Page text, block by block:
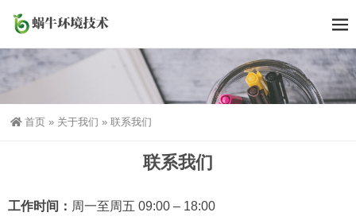
首页 » 关于我们 » 联系我们
联系我们
工作时间： 周一至周五 09:00 – 18:00